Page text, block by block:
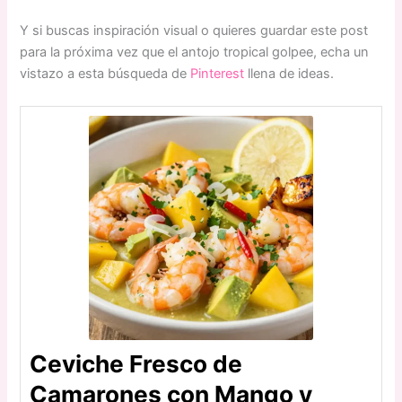
Y si buscas inspiración visual o quieres guardar este post
para la próxima vez que el antojo tropical golpee, echa un
vistazo a esta búsqueda de Pinterest llena de ideas.
Ceviche Fresco de
Camarones con Mango y